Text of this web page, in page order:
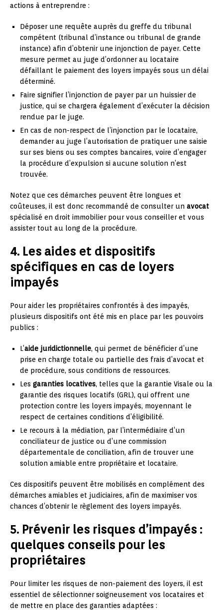
actions à entreprendre :
Déposer une requête auprès du greffe du tribunal
compétent (tribunal d’instance ou tribunal de grande
instance) afin d’obtenir une injonction de payer. Cette
mesure permet au juge d’ordonner au locataire
défaillant le paiement des loyers impayés sous un délai
déterminé.
Faire signifier l’injonction de payer par un huissier de
justice, qui se chargera également d’exécuter la décision
rendue par le juge.
En cas de non-respect de l’injonction par le locataire,
demander au juge l’autorisation de pratiquer une saisie
sur ses biens ou ses comptes bancaires, voire d’engager
la procédure d’expulsion si aucune solution n’est
trouvée.
Notez que ces démarches peuvent être longues et
coûteuses, il est donc recommandé de consulter un avocat
spécialisé en droit immobilier pour vous conseiller et vous
assister tout au long de la procédure.
4. Les aides et dispositifs
spécifiques en cas de loyers
impayés
Pour aider les propriétaires confrontés à des impayés,
plusieurs dispositifs ont été mis en place par les pouvoirs
publics :
L’aide juridictionnelle, qui permet de bénéficier d’une
prise en charge totale ou partielle des frais d’avocat et
de procédure, sous conditions de ressources.
Les garanties locatives, telles que la garantie Visale ou la
garantie des risques locatifs (GRL), qui offrent une
protection contre les loyers impayés, moyennant le
respect de certaines conditions d’éligibilité.
Le recours à la médiation, par l’intermédiaire d’un
conciliateur de justice ou d’une commission
départementale de conciliation, afin de trouver une
solution amiable entre propriétaire et locataire.
Ces dispositifs peuvent être mobilisés en complément des
démarches amiables et judiciaires, afin de maximiser vos
chances d’obtenir le règlement des loyers impayés.
5. Prévenir les risques d’impayés :
quelques conseils pour les
propriétaires
Pour limiter les risques de non-paiement des loyers, il est
essentiel de sélectionner soigneusement vos locataires et
de mettre en place des garanties adaptées :